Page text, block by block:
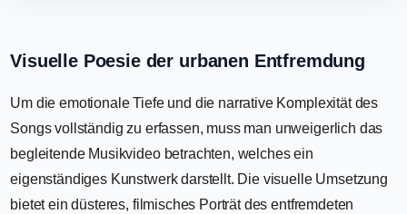
Visuelle Poesie der urbanen Entfremdung
Um die emotionale Tiefe und die narrative Komplexität des
Songs vollständig zu erfassen, muss man unweigerlich das
begleitende Musikvideo betrachten, welches ein
eigenständiges Kunstwerk darstellt. Die visuelle Umsetzung
bietet ein düsteres, filmisches Porträt des entfremdeten